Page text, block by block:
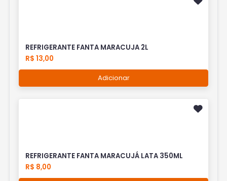
REFRIGERANTE FANTA MARACUJA 2L
R$ 13,00
Adicionar
REFRIGERANTE FANTA MARACUJÁ LATA 350ML
R$ 8,00